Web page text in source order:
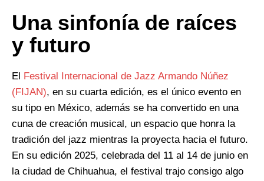
Una sinfonía de raíces
y futuro
El
Festival Internacional de Jazz Armando Núñez
(FIJAN), en su cuarta edición, es el único evento en
su tipo en México, además se ha convertido en una
cuna de creación musical, un espacio que honra la
tradición del jazz mientras la proyecta hacia el futuro.
En su edición 2025, celebrada del 11 al 14 de junio en
la ciudad de Chihuahua, el festival trajo consigo algo